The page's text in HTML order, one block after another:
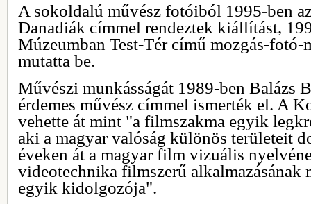
A sokoldalú művész fotóiból 1995-ben
Danadiák címmel rendeztek kiállítást,
Múzeumban Test-Tér című mozgás-
mutatta be.
Művészi munkásságát 1989-ben Balázs
érdemes művész címmel ismerték el. A
vehette át mint "a filmszakma egyik
aki a magyar valóság különös területeit
éveken át a magyar film vizuális
videotechnika filmszerű alkalmazásának
egyik kidolgozója".